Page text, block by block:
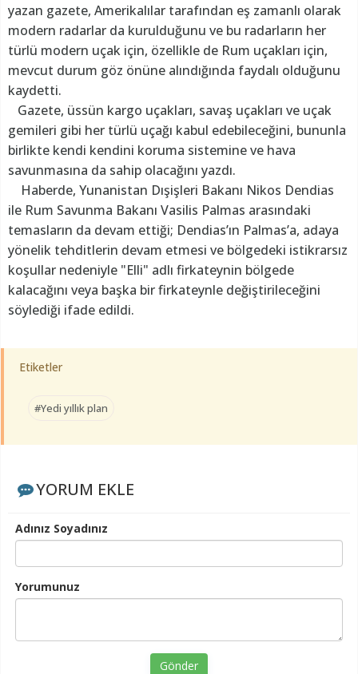
yazan gazete, Amerikalılar tarafından eş zamanlı olarak
modern radarlar da kurulduğunu ve bu radarların her
türlü modern uçak için, özellikle de Rum uçakları için,
mevcut durum göz önüne alındığında faydalı olduğunu
kaydetti.
Gazete, üssün kargo uçakları, savaş uçakları ve uçak
gemileri gibi her türlü uçağı kabul edebileceğini, bununla
birlikte kendi kendini koruma sistemine ve hava
savunmasına da sahip olacağını yazdı.
Haberde, Yunanistan Dışişleri Bakanı Nikos Dendias
ile Rum Savunma Bakanı Vasilis Palmas arasındaki
temasların da devam ettiği; Dendias’ın Palmas’a, adaya
yönelik tehditlerin devam etmesi ve bölgedeki istikrarsız
koşullar nedeniyle "Elli" adlı firkateynin bölgede
kalacağını veya başka bir firkateynle değiştirileceğini
söylediği ifade edildi.
Etiketler
#Yedi yıllık plan
YORUM EKLE
Adınız Soyadınız
Yorumunuz
Gönder